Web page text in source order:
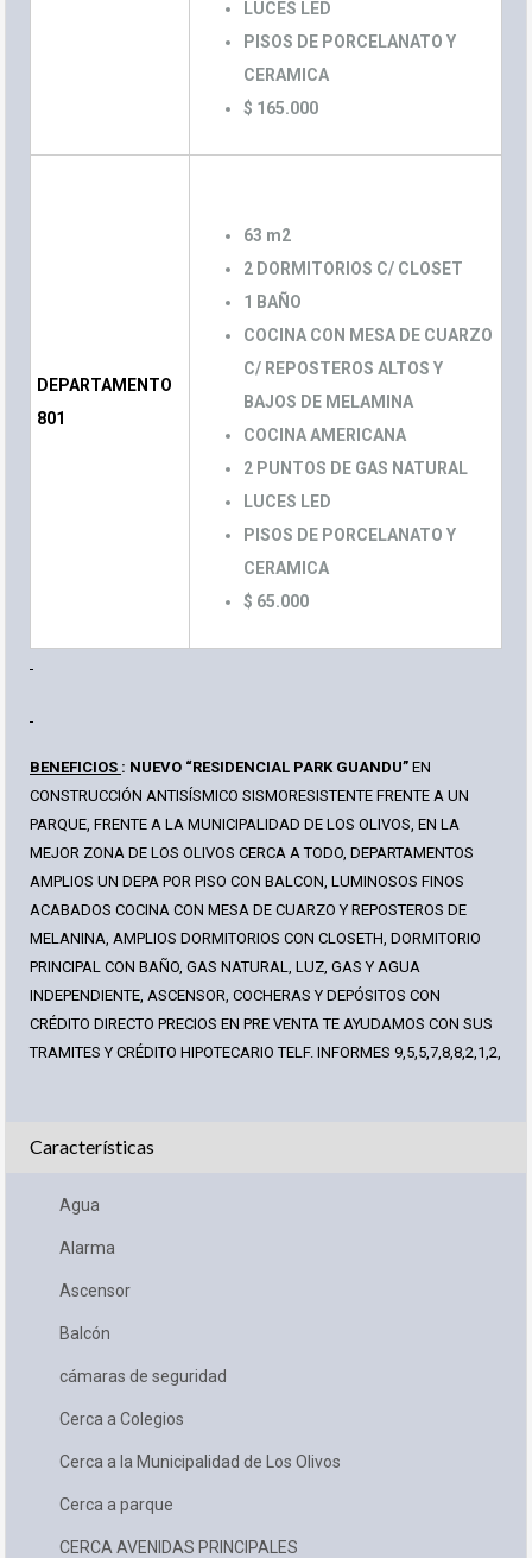
LUCES LED
PISOS DE PORCELANATO Y
CERAMICA
$ 165.000
DEPARTAMENTO
801
63 m2
2 DORMITORIOS C/ CLOSET
1 BAÑO
COCINA CON MESA DE CUARZO
C/ REPOSTEROS ALTOS Y
BAJOS DE MELAMINA
COCINA AMERICANA
2 PUNTOS DE GAS NATURAL
LUCES LED
PISOS DE PORCELANATO Y
CERAMICA
$ 65.000
BENEFICIOS : NUEVO “RESIDENCIAL PARK GUANDU” EN
CONSTRUCCIÓN ANTISÍSMICO SISMORESISTENTE FRENTE A UN
PARQUE, FRENTE A LA MUNICIPALIDAD DE LOS OLIVOS, EN LA
MEJOR ZONA DE LOS OLIVOS CERCA A TODO, DEPARTAMENTOS
AMPLIOS UN DEPA POR PISO CON BALCON, LUMINOSOS FINOS
ACABADOS COCINA CON MESA DE CUARZO Y REPOSTEROS DE
MELANINA, AMPLIOS DORMITORIOS CON CLOSETH, DORMITORIO
PRINCIPAL CON BAÑO, GAS NATURAL, LUZ, GAS Y AGUA
INDEPENDIENTE, ASCENSOR, COCHERAS Y DEPÓSITOS CON
CRÉDITO DIRECTO PRECIOS EN PRE VENTA TE AYUDAMOS CON SUS
TRAMITES Y CRÉDITO HIPOTECARIO TELF. INFORMES 9,5,5,7,8,8,2,1,2,
Características
Agua
Alarma
Ascensor
Balcón
cámaras de seguridad
Cerca a Colegios
Cerca a la Municipalidad de Los Olivos
Cerca a parque
CERCA AVENIDAS PRINCIPALES